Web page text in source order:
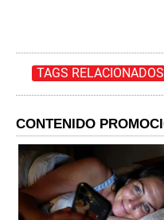
TAGS RELACIONADOS